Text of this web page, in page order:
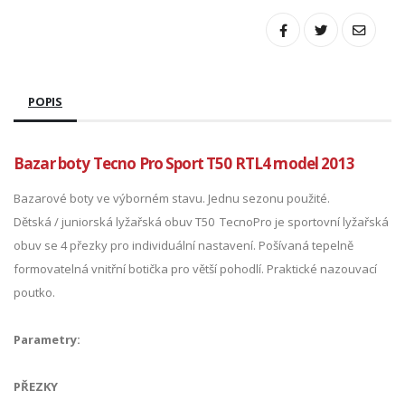
POPIS
Bazar boty Tecno Pro Sport T50 RTL4 model 2013
Bazarové boty ve výborném stavu. Jednu sezonu použité.
Dětská / juniorská lyžařská obuv T50 TecnoPro je sportovní lyžařská
obuv se 4 přezky pro individuální nastavení. Pošívaná tepelně
formovatelná vnitřní botička pro větší pohodlí. Praktické nazouvací
poutko.
Parametry:
PŘEZKY